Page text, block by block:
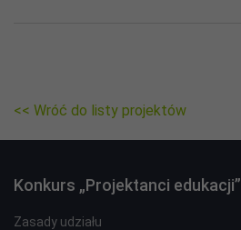
<< Wróć do listy projektów
Konkurs „Projektanci edukacji”
Zasady udziału